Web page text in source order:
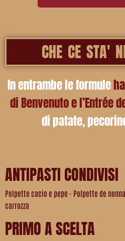
CHE CE STA'
In entrambe le formule
di Benvenuto e l’Entrée
di patate,
ANTIPASTI CONDIVISI
Polpette cacio e pepe - Polpette de
carrozza
PRIMO A SCELTA